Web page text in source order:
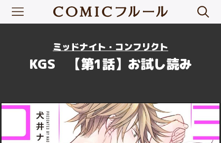
ミッドナイト・コンフリクト
KGS 【第1話】お試し読み